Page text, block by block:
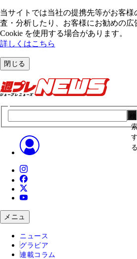
当サイトでは当社の提携先等がお客様
査・分析したり、お客様にお勧めの広
Cookie を使⽤する場合があります。
詳しくはこちら
閉じる
す
る
メニュ
ニュース
グラビア
連載コラム